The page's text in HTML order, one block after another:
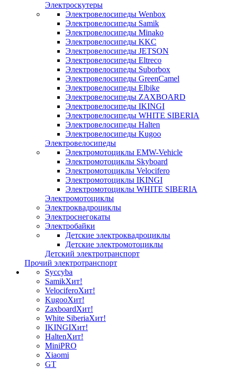
Электроскутеры
Электровелосипеды Wenbox
Электровелосипеды Samik
Электровелосипеды Minako
Электровелосипеды KKC
Электровелосипеды JETSON
Электровелосипеды Eltreco
Электровелосипеды Suborbox
Электровелосипеды GreenCamel
Электровелосипеды Elbike
Электровелосипеды ZAXBOARD
Электровелосипеды IKINGI
Электровелосипеды WHITE SIBERIA
Электровелосипеды Halten
Электровелосипеды Kugoo
Электровелосипеды
Электромотоциклы EMW-Vehicle
Электромотоциклы Skyboard
Электромотоциклы Velocifero
Электромотоциклы IKINGI
Электромотоциклы WHITE SIBERIA
Электромотоциклы
Электроквадроциклы
Электроснегокаты
Электробайки
Детские электроквадроциклы
Детские электромотоциклы
Детский электротранспорт
Прочий электротранспорт
Syccyba
SamikХит!
VelociferoХит!
KugooХит!
ZaxboardХит!
White SiberiaХит!
IKINGIХит!
HaltenХит!
MiniPRO
Xiaomi
GT